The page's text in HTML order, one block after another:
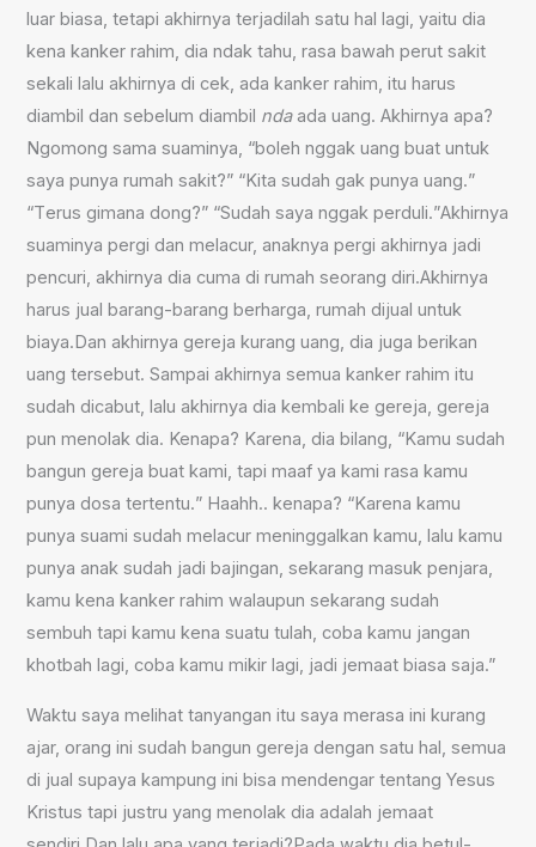
luar biasa, tetapi akhirnya terjadilah satu hal lagi, yaitu dia
kena kanker rahim, dia ndak tahu, rasa bawah perut sakit
sekali lalu akhirnya di cek, ada kanker rahim, itu harus
diambil dan sebelum diambil ndaada uang. Akhirnya apa?
Ngomong sama suaminya, “bolehnggak uang buat untuk
saya punya rumah sakit?” “Kita sudah gak punya uang.”
“Terus gimana dong?” “Sudah sayanggak perduli.”Akhirnya
suaminya pergi dan melacur, anaknya pergi akhirnya jadi
pencuri, akhirnya dia cuma di rumah seorang diri.Akhirnya
harus jual barang-barang berharga, rumah dijual untuk
biaya.Dan akhirnya gereja kurang uang, dia juga berikan
uang tersebut. Sampai akhirnya semua kanker rahim itu
sudah dicabut, lalu akhirnya dia kembali ke gereja, gereja
pun menolak dia. Kenapa? Karena, dia bilang, “Kamu sudah
bangun gereja buat kami, tapi maaf ya kami rasa kamu
punya dosa tertentu.” Haahh.. kenapa? “Karena kamu
punya suami sudah melacur meninggalkan kamu, lalu kamu
punya anak sudah jadi bajingan, sekarang masuk penjara,
kamu kena kanker rahim walaupun sekarang sudah
sembuh tapi kamu kena suatu tulah, coba kamu jangan
khotbah lagi, coba kamu mikir lagi, jadi jemaat biasa saja.”
Waktu sayamelihat tanyangan itu saya merasa ini kurang
ajar, orang ini sudah bangun gereja dengan satu hal, semua
di jual supaya kampung ini bisa mendengar tentang Yesus
Kristus tapi justru yang menolak dia adalah jemaat